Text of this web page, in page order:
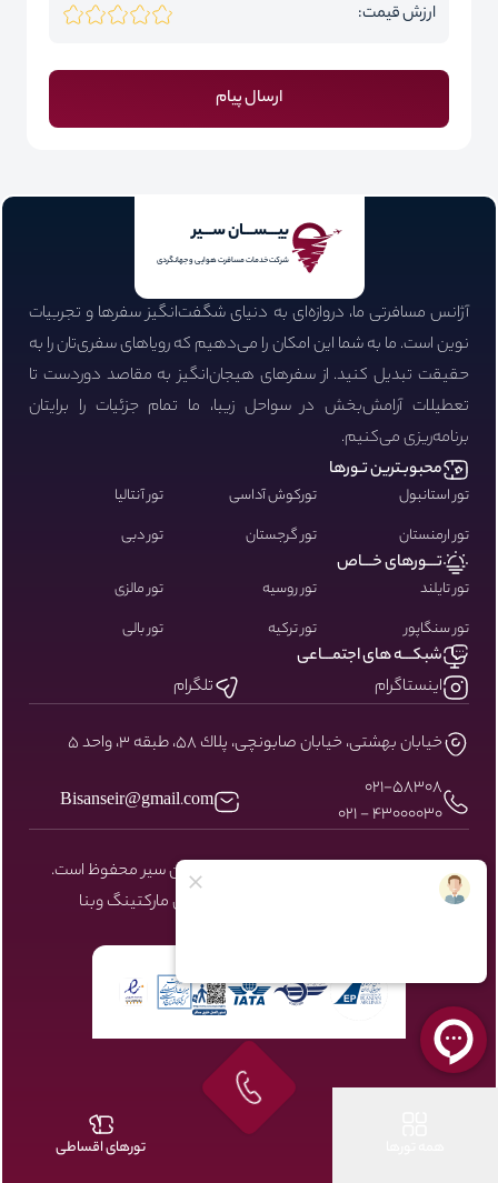
ارزش قیمت:
ارسال پیام
تورهای اقساطی
بیـــســـان ســـیر
شرکت خدمات مسافرت هوایی و جهانگردی
آژانس مسافرتی ما، دروازه‌ای به دنیای شگفت‌انگیز سفرها و تجربیات
نوین است. ما به شما این امکان را می‌دهیم که رویاهای سفری‌تان را به
حقیقت تبدیل کنید. از سفرهای هیجان‌انگیز به مقاصد دوردست تا
تعطیلات آرامش‌بخش در سواحل زیبا، ما تمام جزئیات را برایتان
برنامه‌ریزی می‌کنیم.
محبوبـترین تـورها
تور استانبول تورکوش آداسی
تور آنتالیا
تور ارمنستان
تور گرجستان تور دبی
تـــورهای خـــاص
تور تایلند تور روسیه
تور مالزی
تور سنگاپور
تور ترکیه تور بالی
شبکـــه های اجتمـــاعی
اینستاگرام
تلگرام
خيابان بهشتى، خيابان صابونچى، پلاك ٥٨، طبقه ٣، واحد ٥
۰۲۱-58308
43000030 - 021
Bisanseir@gmail.com
کلیه حقوق مادی و معنوی سایت نزد بیسان سیر محفوظ است.
طراحی و توسعه توسط شرکت دیجیتال مارکتینگوبنا